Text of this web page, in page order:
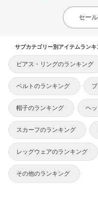
セー
サブカテゴリー別アイテムランキ
ピアス・リングのランキング
ベルトのランキング
帽子のランキング ヘ
スカーフのランキング
レッグウェアのランキング
その他のランキング